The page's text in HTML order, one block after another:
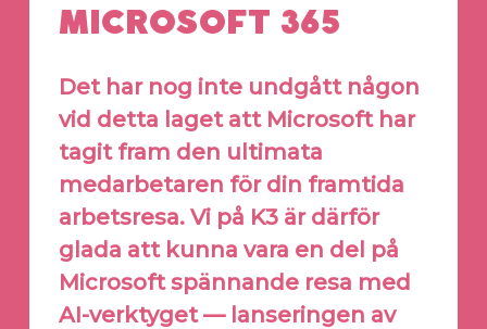
MICROSOFT 365
Det har nog inte undgått någon
vid detta laget att Microsoft har
tagit fram den ultimata
medarbetaren för din framtida
arbetsresa. Vi på K3 är därför
glada att kunna vara en del på
Microsoft spännande resa med
AI-verktyget — lanseringen av